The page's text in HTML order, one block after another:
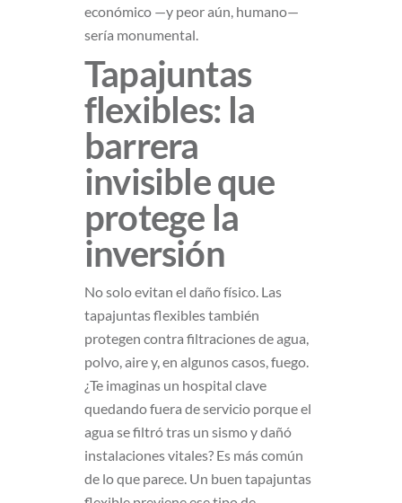
económico —y peor aún, humano—
sería monumental.
Tapajuntas
flexibles: la
barrera
invisible que
protege la
inversión
No solo evitan el daño físico. Las
tapajuntas flexibles también
protegen contra filtraciones de agua,
polvo, aire y, en algunos casos, fuego.
¿Te imaginas un hospital clave
quedando fuera de servicio porque el
agua se filtró tras un sismo y dañó
instalaciones vitales? Es más común
de lo que parece. Un buen tapajuntas